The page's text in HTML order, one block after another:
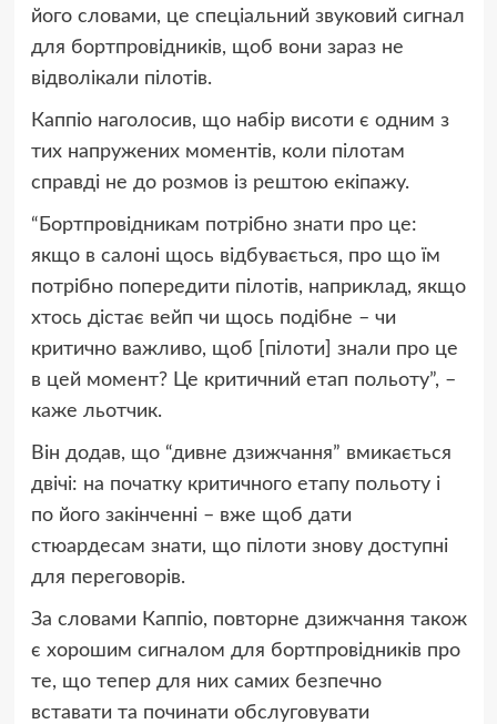
його словами, це спеціальний звуковий сигнал
для бортпровідників, щоб вони зараз не
відволікали пілотів.
Каппіо наголосив, що набір висоти є одним з
тих напружених моментів, коли пілотам
справді не до розмов із рештою екіпажу.
“Бортпровідникам потрібно знати про це:
якщо в салоні щось відбувається, про що їм
потрібно попередити пілотів, наприклад, якщо
хтось дістає вейп чи щось подібне – чи
критично важливо, щоб [пілоти] знали про це
в цей момент? Це критичний етап польоту”, –
каже льотчик.
Він додав, що “дивне дзижчання” вмикається
двічі: на початку критичного етапу польоту і
по його закінченні – вже щоб дати
стюардесам знати, що пілоти знову доступні
для переговорів.
За словами Каппіо, повторне дзижчання також
є хорошим сигналом для бортпровідників про
те, що тепер для них самих безпечно
вставати та починати обслуговувати